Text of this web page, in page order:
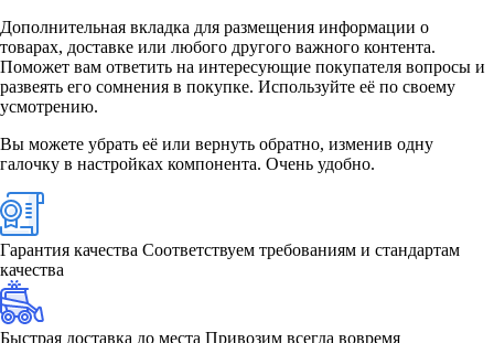
Дополнительная вкладка для размещения информации о
товарах, доставке или любого другого важного контента.
Поможет вам ответить на интересующие покупателя вопросы и
развеять его сомнения в покупке. Используйте её по своему
усмотрению.
Вы можете убрать её или вернуть обратно, изменив одну
галочку в настройках компонента. Очень удобно.
Гарантия качества Соответствуем требованиям и стандартам
качества
Быстрая доставка до места Привозим всегда вовремя